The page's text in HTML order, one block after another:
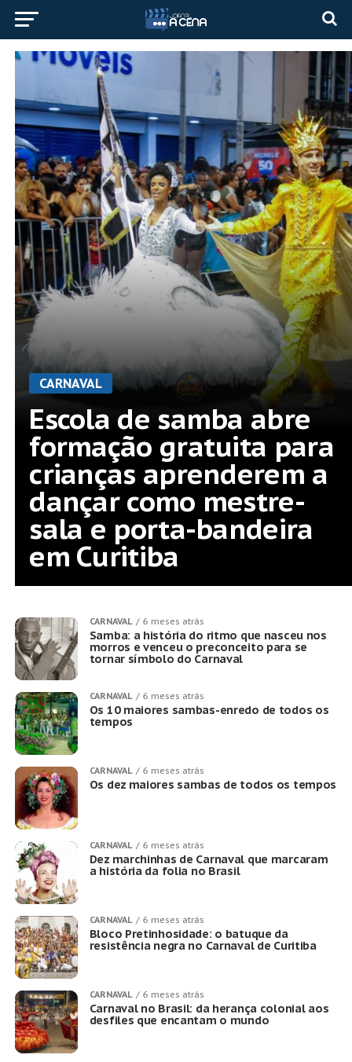
CARNAVAL
Escola de samba abre
formação gratuita para
crianças aprenderem a
dançar como mestre-
sala e porta-bandeira
em Curitiba
CARNAVAL 6 meses atrás
Samba: a história do ritmo que nasceu nos
morros e venceu o preconceito para se
tornar símbolo do Carnaval
CARNAVAL 6 meses atrás
Os 10 maiores sambas-enredo de todos os
tempos
CARNAVAL 6 meses atrás
Os dez maiores sambas de todos os tempos
CARNAVAL 6 meses atrás
Dez marchinhas de Carnaval que marcaram
a história da folia no Brasil
CARNAVAL 6 meses atrás
Bloco Pretinhosidade: o batuque da
resistência negra no Carnaval de Curitiba
CARNAVAL 6 meses atrás
Carnaval no Brasil: da herança colonial aos
desfiles que encantam o mundo